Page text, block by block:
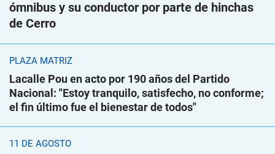
ómnibus y su conductor por parte de hinchas
de Cerro
PLAZA MATRIZ
Lacalle Pou en acto por 190 años del Partido
Nacional: "Estoy tranquilo, satisfecho, no conforme;
el fin último fue el bienestar de todos"
11 DE AGOSTO